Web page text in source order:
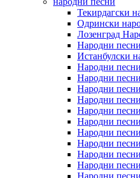
Текирдагски
Одрински
Лозенград
Народни
Истанбулски
Народни
Народни
Народни
Народни
Народни
Народни
Народни
Народни
Народни
Народни